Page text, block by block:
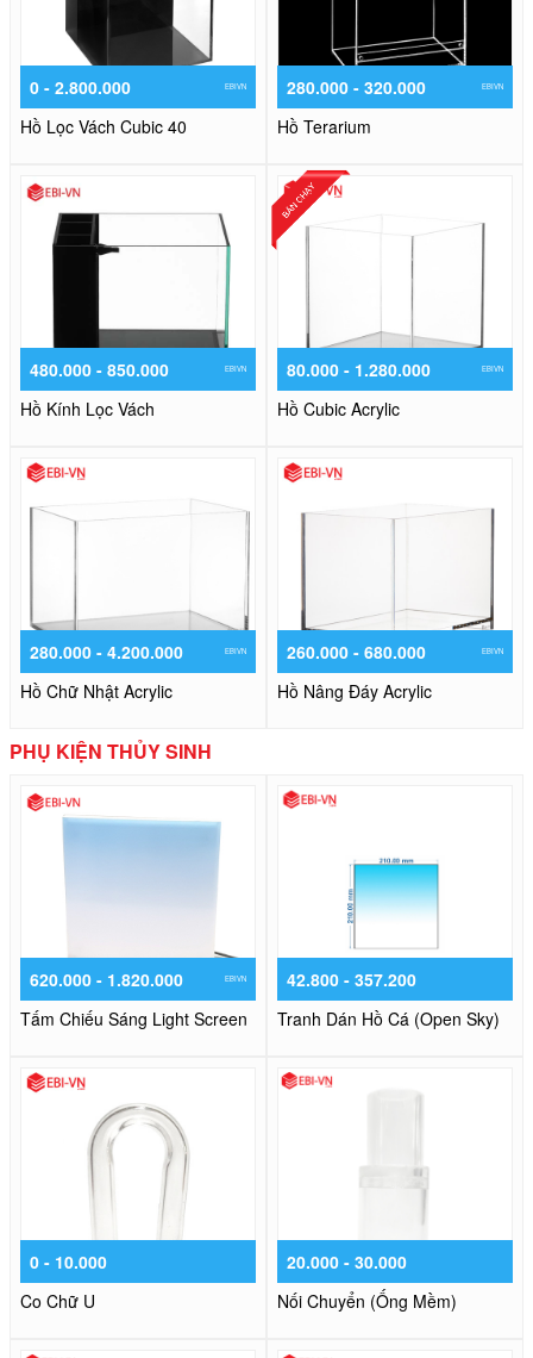
0 - 2.800.000 EBIVN
Hồ Lọc Vách Cubic 40
280.000 - 320.000 EBIVN
Hồ Terarium
480.000 - 850.000 EBIVN
Hồ Kính Lọc Vách
80.000 - 1.280.000 EBIVN
Hồ Cubic Acrylic
280.000 - 4.200.000 EBIVN
Hồ Chữ Nhật Acrylic
260.000 - 680.000 EBIVN
Hồ Nâng Đáy Acrylic
PHỤ KIỆN THỦY SINH
620.000 - 1.820.000 EBIVN
Tấm Chiếu Sáng Light Screen
42.800 - 357.200
Tranh Dán Hồ Cá (Open Sky)
0 - 10.000
Co Chữ U
20.000 - 30.000
Nối Chuyển (Ống Mềm)